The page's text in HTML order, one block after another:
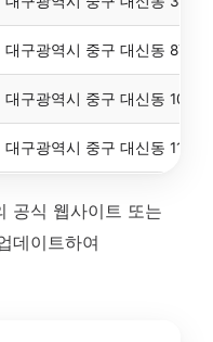
대구광역시 중구 대신동 871
대구광역시 중구 대신동 1012
대구광역시 중구 대신동 115-
공식 웹사이트 또는
데이트하여